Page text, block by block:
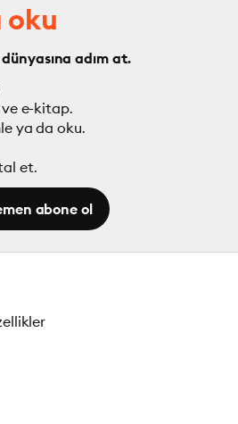
oku
adım at.
e-kitap.
ya da oku.
et.
abone ol